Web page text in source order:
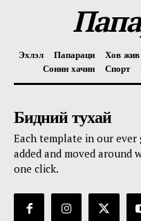
Эхлэл Папараци Хов жив
Сонин хачин
Спорт
Бидний тухай
Each template in our
added and moved
one click.